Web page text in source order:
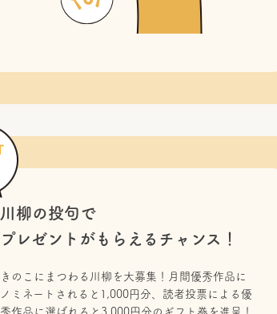
川柳の投句で
プレゼントがもらえるチャンス！
きのこにまつわる川柳を大募集！月間優秀作品に
ノミネートされると1,000円分、読者投票による優
秀作品に選ばれると3,000円分のギフト券を進呈！